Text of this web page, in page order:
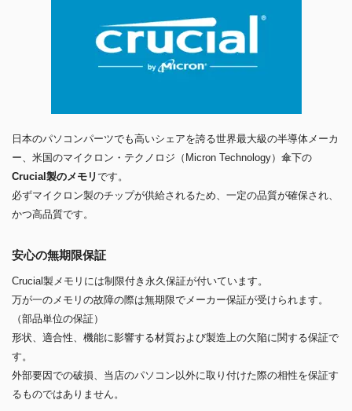
日本のパソコンパーツでも高いシェアを誇る世界最大級の半導体メーカ
ー、米国のマイクロン・テクノロジ（Micron Technology）傘下の
Crucial製のメモリです。
必ずマイクロン製のチップが供給されるため、一定の品質が確保され、
かつ高品質です。
安心の無期限保証
Crucial製メモリには制限付き永久保証が付いています。
万が一のメモリの故障の際は無期限でメーカー保証が受けられます。
（部品単位の保証）
形状、適合性、機能に影響する材質および製造上の欠陥に関する保証で
す。
外部要因での破損、当店のパソコン以外に取り付けた際の相性を保証す
るものではありません。